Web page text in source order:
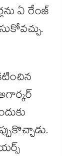
ఏ రేంజ్